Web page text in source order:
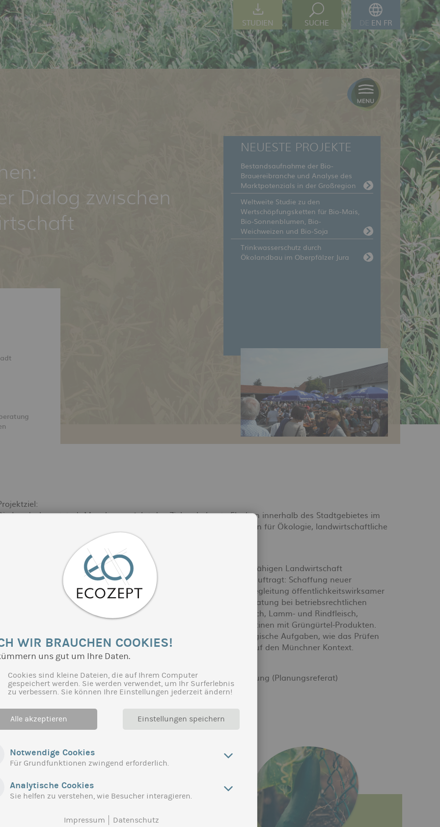
STUDIEN SUCHE EN FR
Dialog zwischen
NEUESTE PROJEKTE
Bestandsaufnahme der Bio-
Brauereibranche und Analyse des
Marktpotenzials in der Großregion
Weltweite Studie zu den
Wertschöpfungsketten für Bio-Mais,
Bio-Sonnenblumen, Bio-
Weichweizen und Bio-Soja
Trinkwasserschutz durch
Ökolandbau im Oberpfälzer Jura
Landeshauptstadt München verfolgt das Ziel, unbebaute Flächen innerhalb des Stadtgebietes im
Grüngürtel München als Landschaftsraum mit vielfältigen Funktionen für Ökologie, landwirtschaftliche
umweltschonende Produktion, Erholung und Naturschutz zu sichern.
Aktivitäten von ECOZEPT:
Hierbei will sie Münchner Landwirte auf dem Weg zu einer zukunftsfähigen Landwirtschaft
unterstützen und hat ECOZEPT mit der Betreuung der Landwirte beauftragt: Schaffung neuer
Absatzwege und gemeinschaftlicher Vermarktungsmöglichkeiten, Begleitung öffentlichkeitswirksamer
Maßnahmen (Logo- und Markenschutz, Aubinger Höfefest, etc.), Beratung bei betriebsrechtlichen
Fragen. So unterstützt ECOZEPT sowohl die Direkt-Vermarktung (Milch, Lamm- und Rindfleisch,
Gemüse) der Landwirte, als auch die Belieferung von Münchner Kantinen mit Grüngürtel-Produkten.
Weiterhin führt ECOZEPT Marktstudien durch und übernimmt strategische Aufgaben, wie das Prüfen
Übertragbarkeit ähnlicher Initiativen aus dem In- und Ausland auf den Münchner Kontext.
Landeshauptstadt München Referat für Stadtplanung und Bauordnung (Planungsreferat)
WIR BRAUCHEN COOKIES!
uns gut um Ihre Daten.
Cookies sind kleine Dateien, die auf Ihrem Computer
gespeichert werden. Sie werden verwendet, um Ihr Surferlebnis
zu verbessern. Sie können Ihre Einstellungen jederzeit ändern!
Alle akzeptieren Einstellungen speichern
Notwendige Cookies
Für Grundfunktionen zwingend erforderlich.
Analytische Cookies
Sie helfen zu verstehen, wie Besucher interagieren.
Impressum Datenschutz